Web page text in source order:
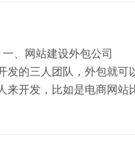
一、网站建设外包公司
发的三人团队，外包就可
来开发，比如是电商网站
找行业内口碑不错的外包